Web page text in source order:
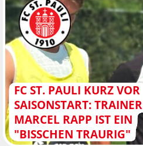
FC ST. PAULI KURZ VOR
SAISONSTART: TRAINER
MARCEL RAPP IST EIN
"BISSCHEN TRAURIG"